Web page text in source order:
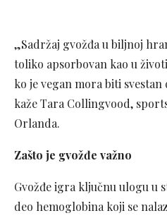
„Sadržaj gvožđa u biljnoj
toliko apsorbovan kao u
ko je vegan mora biti svestan
kaže Tara Collingvood,
Orlanda.
Zašto je gvožđe važno
Gvožđe igra ključnu ulogu u
deo hemoglobina koji se